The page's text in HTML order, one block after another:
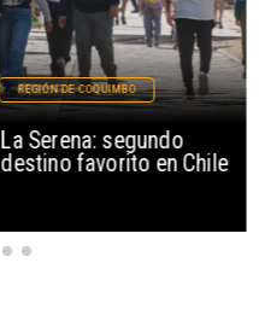
La Serena: segundo
destino favorito en Chile
REGIÓN DE COQUIMBO